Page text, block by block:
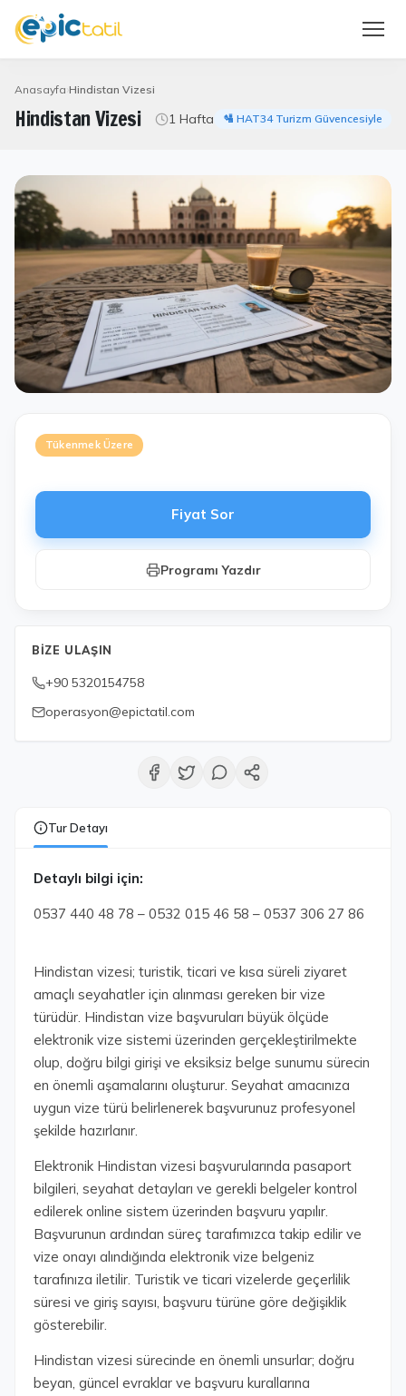
Anasayfa Hindistan Vizesi
Hindistan Vizesi 1 Hafta 🛂 HAT34 Turizm Güvencesiyle
Tur Detayı
Detaylı bilgi için:
0537 440 48 78 – 0532 015 46 58 – 0537 306 27 86
Hindistan vizesi; turistik, ticari ve kısa süreli ziyaret
amaçlı seyahatler için alınması gereken bir vize
türüdür. Hindistan vize başvuruları büyük ölçüde
elektronik vize sistemi üzerinden gerçekleştirilmekte
olup, doğru bilgi girişi ve eksiksiz belge sunumu sürecin
en önemli aşamalarını oluşturur. Seyahat amacınıza
uygun vize türü belirlenerek başvurunuz profesyonel
şekilde hazırlanır.
Elektronik Hindistan vizesi başvurularında pasaport
bilgileri, seyahat detayları ve gerekli belgeler kontrol
edilerek online sistem üzerinden başvuru yapılır.
Başvurunun ardından süreç tarafımızca takip edilir ve
vize onayı alındığında elektronik vize belgeniz
tarafınıza iletilir. Turistik ve ticari vizelerde geçerlilik
süresi ve giriş sayısı, başvuru türüne göre değişiklik
gösterebilir.
Hindistan vizesi sürecinde en önemli unsurlar; doğru
beyan, güncel evraklar ve başvuru kurallarına
Tükenmek Üzere
Fiyat Sor
Programı Yazdır
BIZE ULAŞIN
+90 5320154758
operasyon@epictatil.com